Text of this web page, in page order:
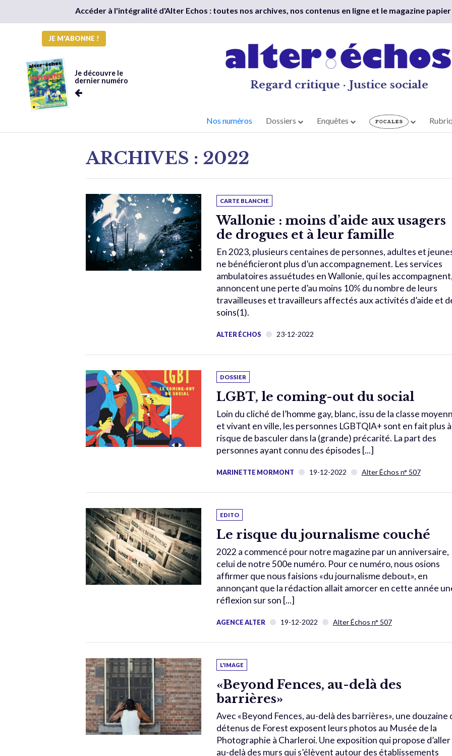
Accéder à l'intégralité d'Alter Echos : toutes nos archives, nos contenus en ligne et le magazine
JE M'ABONNE !
Je découvre le
dernier numéro
Regard critique · Justice sociale
Nos numéros Dossiers Enquêtes
ARCHIVES : 2022
CARTE BLANCHE
Wallonie : moins d’aide aux usagers
de drogues et à leur famille
En 2023, plusieurs centaines de personnes, adultes et
ne bénéficieront plus d’un accompagnement. Les services
ambulatoires assuétudes en Wallonie, qui les
annoncent une perte d’au moins 10% du nombre de leurs
travailleuses et travailleurs affectés aux activités d’aide et
soins(1).
ALTER ÉCHOS 23-12-2022
DOSSIER
LGBT, le coming-out du social
Loin du cliché de l’homme gay, blanc, issu de la classe
et vivant en ville, les personnes LGBTQIA+ sont en fait plus à
risque de basculer dans la (grande) précarité. La part des
personnes ayant connu des épisodes [...]
MARINETTE MORMONT 19-12-2022 Alter Échos n° 507
EDITO
Le risque du journalisme couché
2022 a commencé pour notre magazine par un anniversaire,
celui de notre 500e numéro. Pour ce numéro, nous osions
affirmer que nous faisions «du journalisme debout», en
annonçant que la rédaction allait amorcer en cette année
réflexion sur son [...]
AGENCE ALTER 19-12-2022 Alter Échos n° 507
L'IMAGE
«Beyond Fences, au-delà des
barrières»
Avec «Beyond Fences, au-delà des barrières», une douzaine
détenus de Forest exposent leurs photos au Musée de la
Photographie à Charleroi. Une exposition qui propose d’aller
au-delà des murs qui s’élèvent autour des établissements